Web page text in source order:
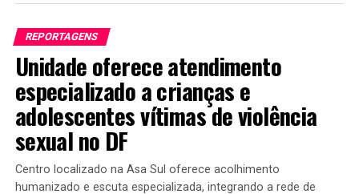
brasileira. Também defenderam políticas públicas
voltadas ao fortalecimento dos projetos sociais
desenvolvidos pelos grupos e à ampliação da presença
da capoeira nas escolas públicas.
Em seu pronunciamento de abertura, Jaqueline Silva
ressaltou o papel dos capoeiristas na formação de
crianças e jovens. “Não há uma cidade sequer que eu
visite no Distrito Federal que não tenha projetos de
REPORTAGENS
Unidade oferece atendimento
especializado a crianças e
adolescentes vítimas de violência
sexual no DF
Centro localizado na Asa Sul oferece acolhimento
humanizado e escuta especializada, integrando a rede de